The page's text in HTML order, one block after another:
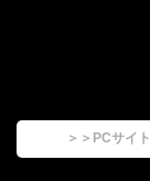
＞＞PCサイト